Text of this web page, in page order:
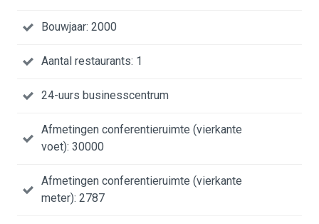
Bouwjaar: 2000
Aantal restaurants: 1
24-uurs businesscentrum
Afmetingen conferentieruimte (vierkante
voet): 30000
Afmetingen conferentieruimte (vierkante
meter): 2787